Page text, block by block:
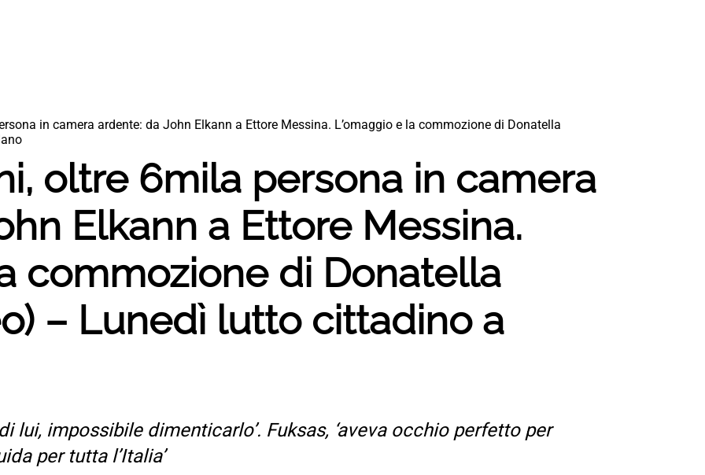
in camera ardente: da John Elkann a Ettore Messina. L’omaggio e la commozione di Donatella
oltre 6mila persona in camera
Elkann a Ettore Messina.
commozione di Donatella
– Lunedì lutto cittadino a
lui, impossibile dimenticarlo’. Fuksas, ‘aveva occhio perfetto per
per tutta l’Italia’